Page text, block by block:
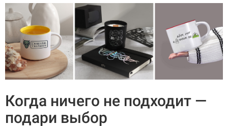
Когда ничего не подходит —
подари выбор